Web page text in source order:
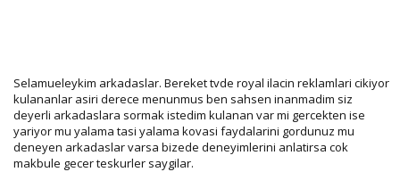
Selamueleykim arkadaslar. Bereket tvde royal ilacin reklamlari cikiyor
kulananlar asiri derece menunmus ben sahsen inanmadim siz
deyerli arkadaslara sormak istedim kulanan var mi gercekten ise
yariyor mu yalama tasi yalama kovasi faydalarini gordunuz mu
deneyen arkadaslar varsa bizede deneyimlerini anlatirsa cok
makbule gecer teskurler saygilar.